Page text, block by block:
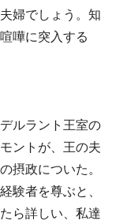
婦でしょう。知
嘩に突入する
ルラント王室の
ントが、王の夫
摂政についた。
験者を尊ぶと、
ら詳しい、私達